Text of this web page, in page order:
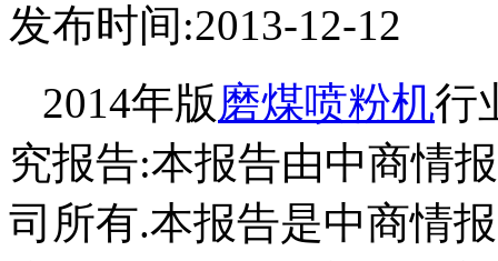
发布时间:2013-12-12
2014年版磨煤喷粉机行
究报告:本报告由中商情
司所有.本报告是中商情